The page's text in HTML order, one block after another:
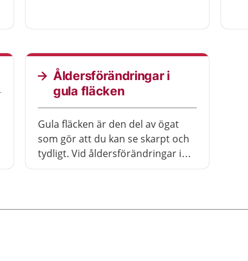
finns olika behandlingar som kan
hjälpa.
Åldersförändringar i
gula fläcken
Gula fläcken är den del av ögat
som gör att du kan se skarpt och
tydligt. Vid åldersförändringar i
många år. Men ibland kan synen